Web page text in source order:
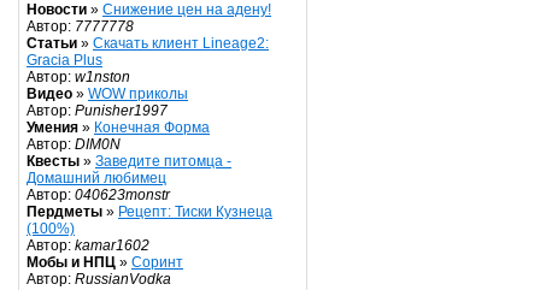
Новости » Снижение цен на адену!
Автор: 7777778
Статьи » Скачать клиент Lineage2:
Gracia Plus
Автор: w1nston
Видео » WOW приколы
Автор: Punisher1997
Умения » Конечная Форма
Автор: DIM0N
Квесты » Заведите питомца -
Домашний любимец
Автор: 040623monstr
Пердметы » Рецепт: Тиски Кузнеца
(100%)
Автор: kamar1602
Мобы и НПЦ » Соринт
Автор: RussianVodka